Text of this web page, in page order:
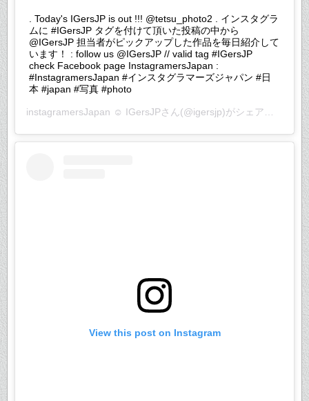
. Today's IGersJP is out !!! @tetsu_photo2 . インスタグラ
ムに #IGersJP タグを付けて頂いた投稿の中から
@IGersJP 担当者がピックアップした作品を毎日紹介して
います！ : follow us @IGersJP // valid tag #IGersJP
check Facebook page InstagramersJapan :
#InstagramersJapan #インスタグラマーズジャパン #日
本 #japan #写真 #photo
instagramersJapan ☺︎ IGersJPさん(@igersjp)がシェアした投稿 –
View this post on Instagram